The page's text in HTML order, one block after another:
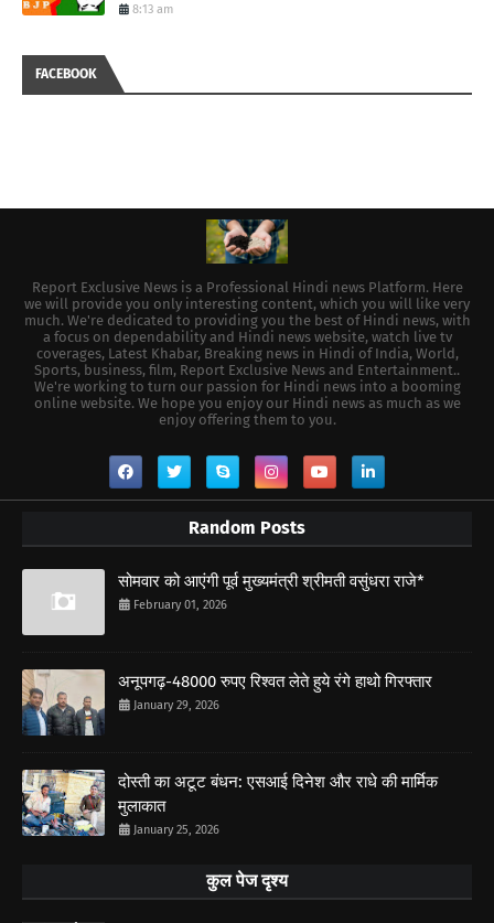
8:13 am
FACEBOOK
Report Exclusive News is a Professional Hindi news Platform. Here
we will provide you only interesting content, which you will like very
much. We're dedicated to providing you the best of Hindi news, with
a focus on dependability and Hindi news website, watch live tv
coverages, Latest Khabar, Breaking news in Hindi of India, World,
Sports, business, film, Report Exclusive News and Entertainment..
We're working to turn our passion for Hindi news into a booming
online website. We hope you enjoy our Hindi news as much as we
enjoy offering them to you.
Random Posts
सोमवार को आएंगी पूर्व मुख्यमंत्री श्रीमती वसुंधरा राजे*
February 01, 2026
अनूपगढ़-48000 रुपए रिश्वत लेते हुये रंगे हाथो गिरफ्तार
January 29, 2026
दोस्ती का अटूट बंधन: एसआई दिनेश और राधे की मार्मिक
मुलाकात
January 25, 2026
कुल पेज दृश्य